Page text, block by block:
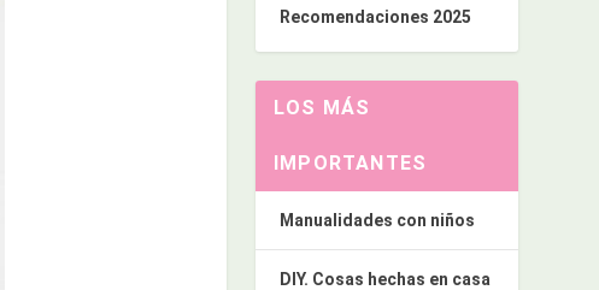
Recomendaciones 2025
LOS MÁS
IMPORTANTES
Manualidades con niños
DIY. Cosas hechas en casa